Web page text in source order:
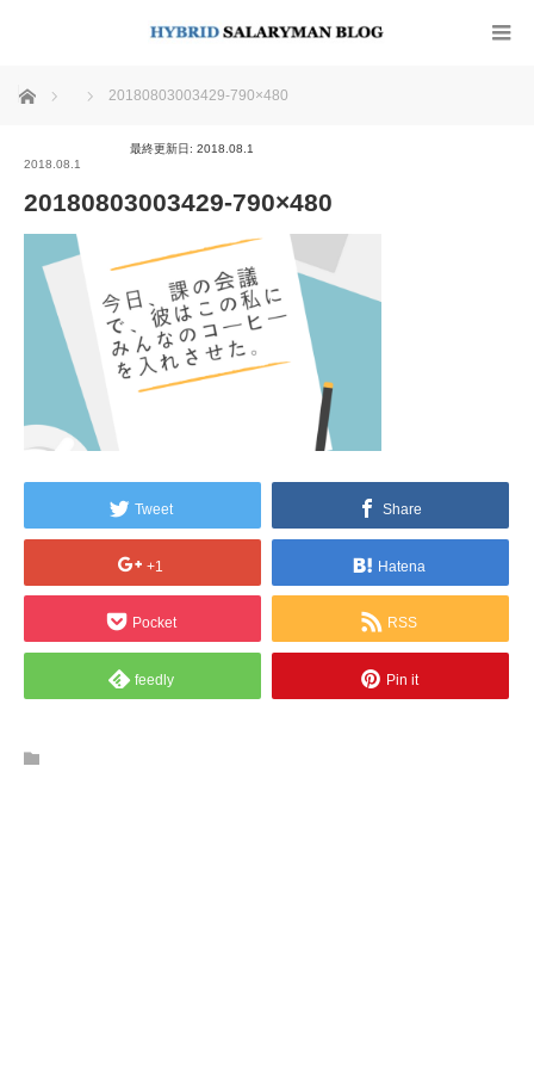
ホーム 20180803003429-790×480
2018.08.1
最終更新日: 2018.08.1
20180803003429-790×480
Tweet Share
+1 Hatena
Pocket RSS
feedly Pin it